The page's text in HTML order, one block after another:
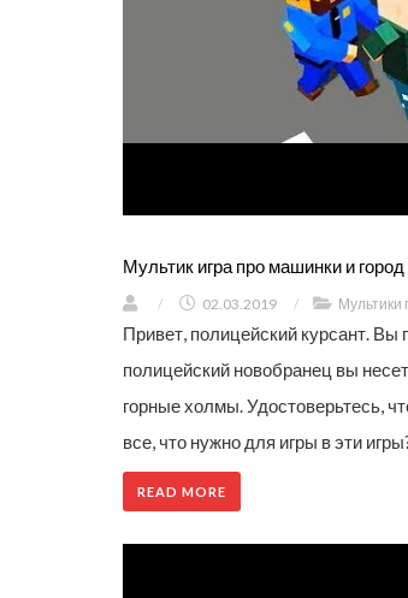
Мультик игра про машинки и
/ 02.03.2019 / Мультики
Привет, полицейский курсант. Вы
полицейский новобранец вы
горные холмы. Удостоверьтесь,
все, что нужно для игры в эти
READ MORE